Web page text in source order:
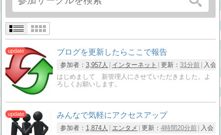
ブログを更新したらここで報告
参加者： 3,957人 インターネット 更新： 31分前
入会
はじめまして 新管理人にさせていただきました。よ
ろしくお願いします。
みんなで気軽にアクセスアップ
参加者： 1,874人 エンタメ 更新： 4時間20分前 入会：